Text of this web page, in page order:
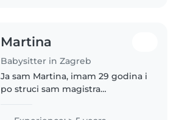
Martina
Babysitter in Zagreb
Ja sam Martina, imam 29 godina i
po struci sam magistra
radim kao projektantica, a